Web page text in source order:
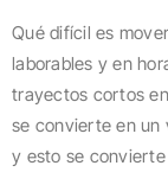
Qué difícil es
laborables y en
trayectos cortos
se convierte en un
y esto se